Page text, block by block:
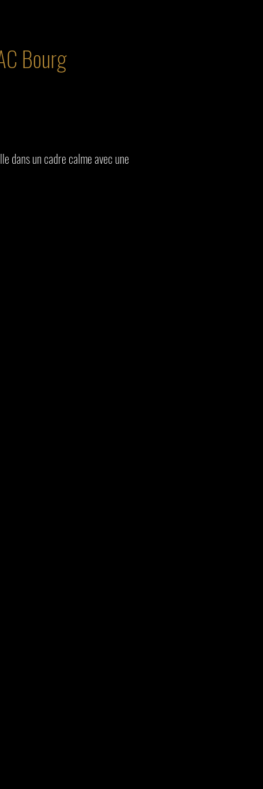
Bourg
dans un cadre calme avec une